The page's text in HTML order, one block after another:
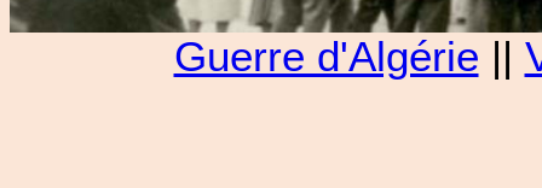
Guerre d'Algérie ||